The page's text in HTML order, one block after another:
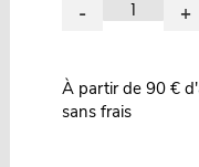
- +
À partir de 90 €
sans frais